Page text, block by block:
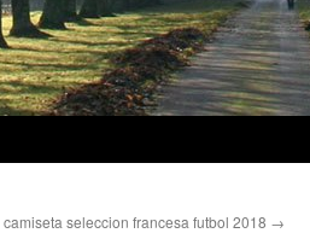
camiseta seleccion francesa futbol 2018 →